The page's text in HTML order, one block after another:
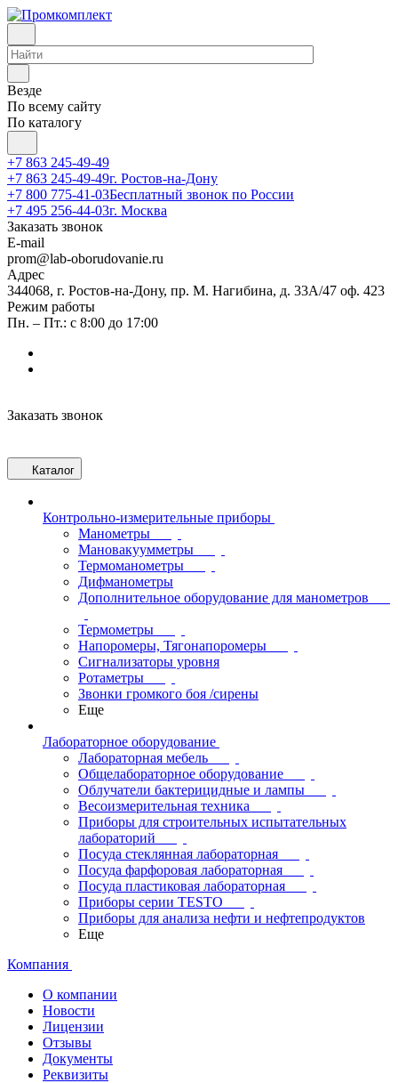
Везде
По всему сайту
По каталогу
+7 863 245-49-49
+7 863 245-49-49г. Ростов-на-Дону
+7 800 775-41-03Бесплатный звонок по России
+7 495 256-44-03г. Москва
Заказать звонок
E-mail
prom@lab-oborudovanie.ru
Адрес
344068, г. Ростов-на-Дону, пр. М. Нагибина, д. 33А/47 оф. 423
Режим работы
Пн. – Пт.: с 8:00 до 17:00
Заказать звонок
Каталог
Контрольно-измерительные приборы
Манометры
Мановакуумметры
Термоманометры
Дифманометры
Дополнительное оборудование для манометров
Термометры
Напоромеры, Тягонапоромеры
Сигнализаторы уровня
Ротаметры
Звонки громкого боя /сирены
Еще
Лабораторное оборудование
Лабораторная мебель
Общелабораторное оборудование
Облучатели бактерицидные и лампы
Весоизмерительная техника
Приборы для строительных испытательных
лабораторий
Посуда стеклянная лабораторная
Посуда фарфоровая лабораторная
Посуда пластиковая лабораторная
Приборы серии TESTO
Приборы для анализа нефти и нефтепродуктов
Еще
Компания
О компании
Новости
Лицензии
Отзывы
Документы
Реквизиты